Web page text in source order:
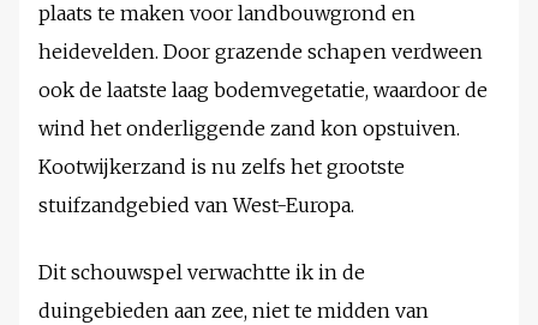
plaats te maken voor landbouwgrond en
heidevelden. Door grazende schapen verdween
ook de laatste laag bodemvegetatie, waardoor de
wind het onderliggende zand kon opstuiven.
Kootwijkerzand is nu zelfs het grootste
stuifzandgebied van West-Europa.
Dit schouwspel verwachtte ik in de
duingebieden aan zee, niet te midden van